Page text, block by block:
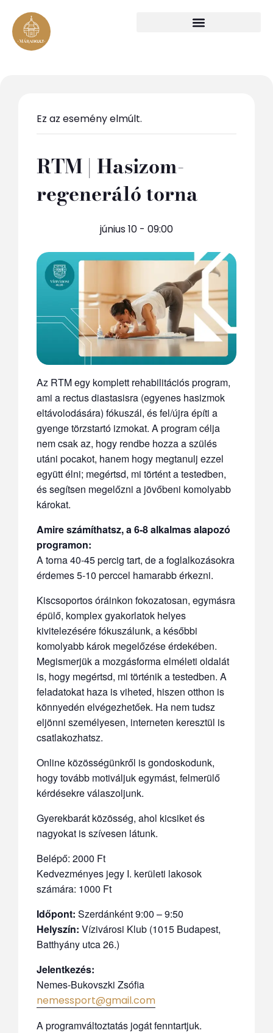
Ez az esemény elmúlt.
RTM | Hasizom-
regeneráló torna
június 10 - 09:00
Az RTM egy komplett rehabilitációs program,
ami a rectus diastasisra (egyenes hasizmok
eltávolodására) fókuszál, és fel/újra építi a
gyenge törzstartó izmokat. A program célja
nem csak az, hogy rendbe hozza a szülés
utáni pocakot, hanem hogy megtanulj ezzel
együtt élni; megértsd, mi történt a testedben,
és segítsen megelőzni a jövőbeni komolyabb
károkat.
Amire számíthatsz, a 6-8 alkalmas alapozó
programon:
A torna 40-45 percig tart, de a foglalkozásokra
érdemes 5-10 perccel hamarabb érkezni.
Kiscsoportos óráinkon fokozatosan, egymásra
épülő, komplex gyakorlatok helyes
kivitelezésére fókuszálunk, a későbbi
komolyabb károk megelőzése érdekében.
Megismerjük a mozgásforma elméleti oldalát
is, hogy megértsd, mi történik a testedben. A
feladatokat haza is viheted, hiszen otthon is
könnyedén elvégezhetőek. Ha nem tudsz
eljönni személyesen, interneten keresztül is
csatlakozhatsz.
Online közösségünkről is gondoskodunk,
hogy tovább motiváljuk egymást, felmerülő
kérdésekre válaszoljunk.
Gyerekbarát közösség, ahol kicsiket és
nagyokat is szívesen látunk.
Belépő: 2000 Ft
Kedvezményes jegy I. kerületi lakosok
számára: 1000 Ft
Időpont: Szerdánként 9:00 – 9:50
Helyszín: Vízivárosi Klub (1015 Budapest,
Batthyány utca 26.)
Jelentkezés:
Nemes-Bukovszki Zsófia
nemessport@gmail.com
A programváltoztatás jogát fenntartjuk.